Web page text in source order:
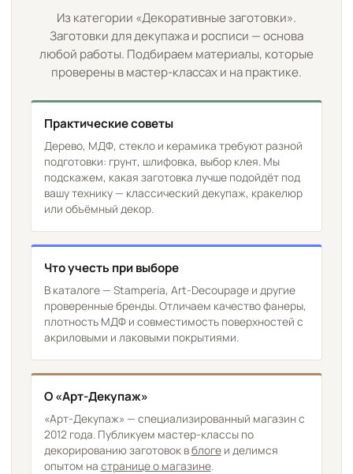
Из категории «Декоративные заготовки».
Заготовки для декупажа и росписи — основа
любой работы. Подбираем материалы, которые
проверены в мастер-классах и на практике.
Практические советы
Дерево, МДФ, стекло и керамика требуют разной
подготовки: грунт, шлифовка, выбор клея. Мы
подскажем, какая заготовка лучше подойдёт под
вашу технику — классический декупаж, кракелюр
или объёмный декор.
Что учесть при выборе
В каталоге — Stamperia, Art-Decoupage и другие
проверенные бренды. Отличаем качество фанеры,
плотность МДФ и совместимость поверхностей с
акриловыми и лаковыми покрытиями.
О «Арт-Декупаж»
«Арт-Декупаж» — специализированный магазин с
2012 года. Публикуем мастер-классы по
декорированию заготовок вблогеи делимся
опытом на странице о магазине.